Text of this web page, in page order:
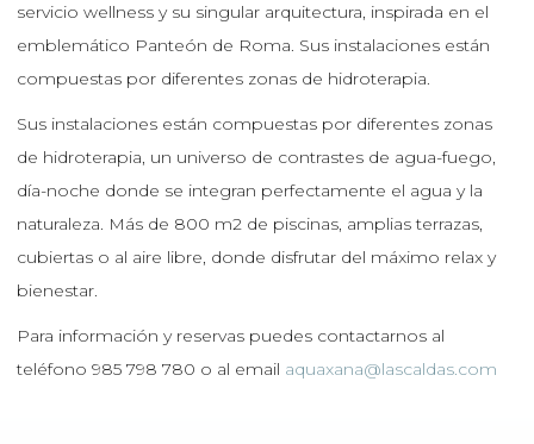
servicio wellness y su singular arquitectura, inspirada en el
emblemático Panteón de Roma. Sus instalaciones están
compuestas por diferentes zonas de hidroterapia.
Sus instalaciones están compuestas por diferentes zonas
de hidroterapia, un universo de contrastes de agua-fuego,
día-noche donde se integran perfectamente el agua y la
naturaleza. Más de 800 m2 de piscinas, amplias terrazas,
cubiertas o al aire libre, donde disfrutar del máximo relax y
bienestar.
Para información y reservas puedes contactarnos al
teléfono 985 798 780 o al email aquaxana@lascaldas.com